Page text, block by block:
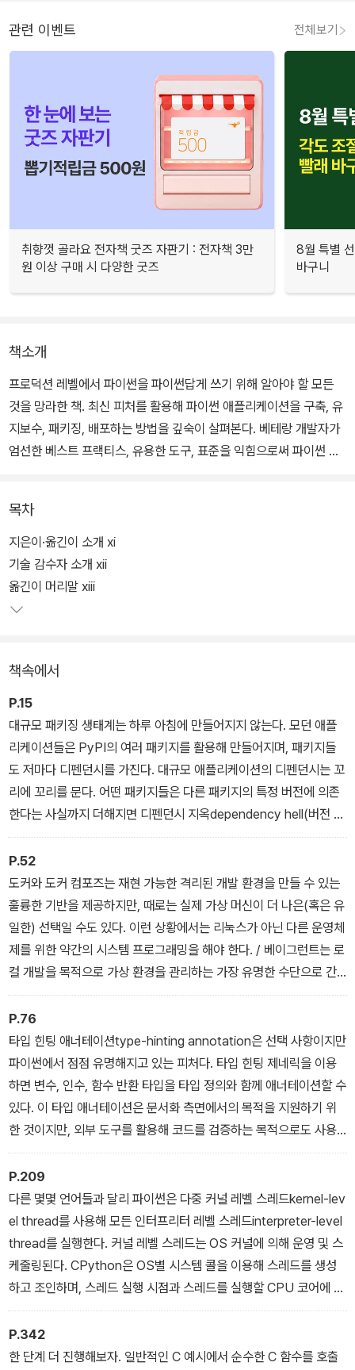
관련 이벤트 전체보기
취향껏 골라요 전자책 굿즈 자판기 : 전자책 3만
원 이상 구매 시 다양한 굿즈
8월 특별
바구니
책소개
프로덕션 레벨에서 파이썬을 파이썬답게 쓰기 위해 알아야 할 모든
것을 망라한 책. 최신 피처를 활용해 파이썬 애플리케이션을 구축, 유
지보수, 패키징, 배포하는 방법을 깊숙이 살펴본다. 베테랑 개발자가
엄선한 베스트 프랙티스, 유용한 도구, 표준을 익힘으로써 파이썬 전
목차
지은이·옮긴이 소개 xi
기술 감수자 소개 xii
옮긴이 머리말 xiii
책속에서
P.15
대규모 패키징 생태계는 하루 아침에 만들어지지 않는다. 모던 애플
리케이션들은 PyPI의 여러 패키지를 활용해 만들어지며, 패키지들
도 저마다 디펜던시를 가진다. 대규모 애플리케이션의 디펜던시는 꼬
리에 꼬리를 문다. 어떤 패키지들은 다른 패키지의 특정 버전에 의존
한다는 사실까지 더해지면 디펜던시 지옥dependency hell(버전 요
구 사항의 충돌을 수작업으로 해결하기 거의 불가능한 상황)에 빠지
기 십상이다. / 그래서 PyPI에서 제공하는 패키지들을 다루는 데 도
움을 주는 도구들의 사용법을 반드시 숙지해야 한다.
P.52
도커와 도커 컴포즈는 재현 가능한 격리된 개발 환경을 만들 수 있는
훌륭한 기반을 제공하지만, 때로는 실제 가상 머신이 더 나은(혹은 유
일한) 선택일 수도 있다. 이런 상황에서는 리눅스가 아닌 다른 운영체
제를 위한 약간의 시스템 프로그래밍을 해야 한다. / 베이그런트는 로
컬 개발을 목적으로 가상 환경을 관리하는 가장 유명한 수단으로 간
주된다. 모든 시스템 디펜던시를 포함한 개발 환경을 기술하는 간단
하고 편리한 방법을 제공하며 이를 프로젝트 코드와 직접적으로 연결
해준다. 윈도우, macOS는 물론 몇 가지 유명한 리눅스 배포판에서
도 사용할 수 있다.
P.76
타입 힌팅 애너테이션type-hinting annotation은 선택 사항이지만
파이썬에서 점점 유명해지고 있는 피처다. 타입 힌팅 제네릭을 이용
하면 변수, 인수, 함수 반환 타입을 타입 정의와 함께 애너테이션할 수
있다. 이 타입 애너테이션은 문서화 측면에서의 목적을 지원하기 위
한 것이지만, 외부 도구를 활용해 코드를 검증하는 목적으로도 사용
할 수 있다. 많은 프로그래밍 IDE는 타입 힌팅 애너테이션을 인식하
며 잠재적인 타입 관련 문제를 시각적으로 강조한다. mypy 또는 pyr
ight와 같은 정적 타입 체커static type checker를 이용하면 코드
베이스 전체를 스캔하고 애너테이션을 사용한 코드 유닛의 모든 타이
핑 에러를 보고한다.
P.209
다른 몇몇 언어들과 달리 파이썬은 다중 커널 레벨 스레드kernel-lev
el thread를 사용해 모든 인터프리터 레벨 스레드interpreter-level
thread를 실행한다. 커널 레벨 스레드는 OS 커널에 의해 운영 및 스
케줄링된다. CPython은 OS별 시스템 콜을 이용해 스레드를 생성
하고 조인하며, 스레드 실행 시점과 스레드를 실행할 CPU 코어에 대
한 완전한 통제를 갖지 않는다. 이 책임은 온전히 시스템 커널에게 일
임한다. 시스템 커널은 우선도가 더 높은 스레드를 실행하기 위해 실
행 중인 스레드를 언제든 선점할 수 있다.
P.342
한 단계 더 진행해보자. 일반적인 C 예시에서 순수한 C 함수를 호출